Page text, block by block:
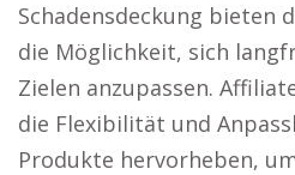
Schadensdeckung bieten
die Möglichkeit, sich
Zielen anzupassen.
die Flexibilität und
Produkte hervorheben,